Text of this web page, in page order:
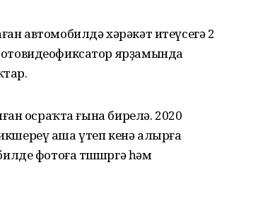
автомобилдә хәрәкәт итеүсегә 2
ярҙамында
осраҡта ғына бирелә. 2020
аша үтеп кенә алырға
фотоға төшөшөргә һәм